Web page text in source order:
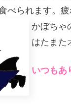
べられます。
かぼちゃ
はたまた
いつもあ